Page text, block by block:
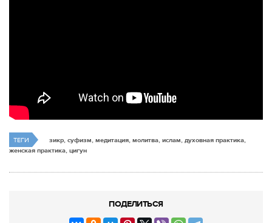
ТЕГИ
зикр, суфизм, медитация, молитва, ислам, духовная практика,
женская практика, цигун
ПОДЕЛИТЬСЯ